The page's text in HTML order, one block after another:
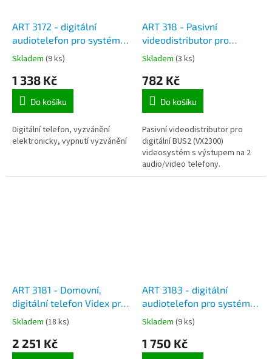
ART 3172 - digitální
audiotelefon pro systém
Videx BUS2, 9 vyzváněcích
melodií, vypnutí vyzvánění
Skladem (9 ks)
1 338 Kč
Do košíku
Digitální telefon, vyzvánění
elektronicky, vypnutí vyzvánění
ART 318 - Pasivní
videodistributor pro
digitální BUS2 VX2300
Skladem (3 ks)
782 Kč
Do košíku
Pasivní videodistributor pro
digitální BUS2 (VX2300)
videosystém s výstupem na 2
audio/video telefony.
ART 3181 - Domovní,
digitální telefon Videx pro
VX2300 systém, vypnutí
vyzvánění.
Skladem (18 ks)
2 251 Kč
ART 3183 - digitální
audiotelefon pro systém
Videx VX2300
Skladem (9 ks)
1 750 Kč